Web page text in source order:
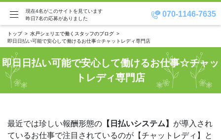
070-1146-7635
現在4名がこのサイトを見ています
昨日7名の応募がありました
トップ
水戸シェリエで働くスタッフのブログ
即日日払い可能で安心して働けるお仕事☆チャットレディ専門店
即日日払い可能で安心して働けるお仕事☆チャッ
トレディ専門店
最近では珍しい報酬形態の 【日払いシステム】 が導入され
ているお仕事で注目されているのが【チャットレディ】と